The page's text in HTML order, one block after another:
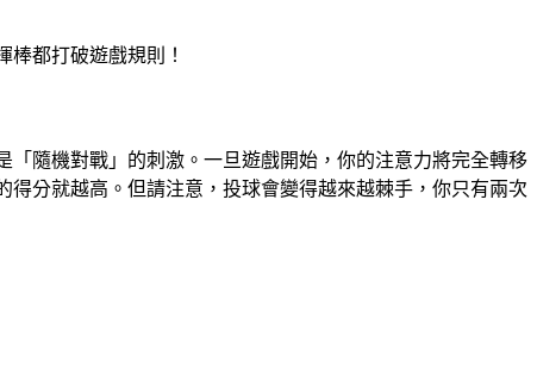
都打破遊戲規則！
隨機對戰」的刺激。一旦遊戲開始，你的注意力將完全轉移
分就越高。但請注意，投球會變得越來越棘手，你只有兩次